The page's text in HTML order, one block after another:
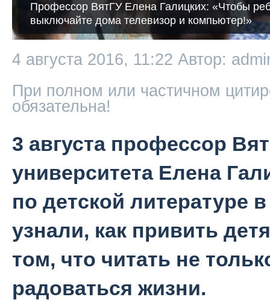
Профессор ВятГУ Елена Галицких: «Чтобы
выключайте дома телевизор и компьютер!»
4 августа 2016, 11:22 Автор:
При полном или частичном
обязательна!
3 августа профессор
университета Елена
по детской литературе
узнали, как привить
том, что читать не
радоваться жизни.